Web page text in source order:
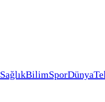
SağlıkBilimSporDünya